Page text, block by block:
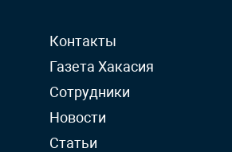
Контакты
Газета Хакасия
Сотрудники
Новости
Статьи